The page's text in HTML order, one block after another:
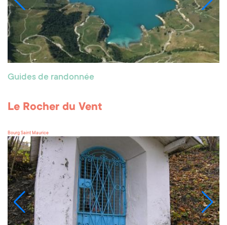
Guides de randonnée
Le Rocher du Vent
Bourg Saint Maurice